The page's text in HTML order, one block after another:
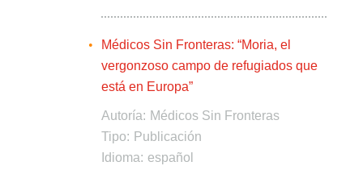
Médicos Sin Fronteras: “Moria, el
vergonzoso campo de refugiados que
está en Europa”
Autoría: Médicos Sin Fronteras
Tipo: Publicación
Idioma: español